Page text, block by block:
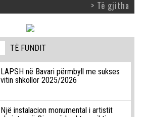
> Të gjitha
TË FUNDIT
LAPSH në Bavari përmbyll me sukses
vitin shkollor 2025/2026
Një instalacion monumental i artistit